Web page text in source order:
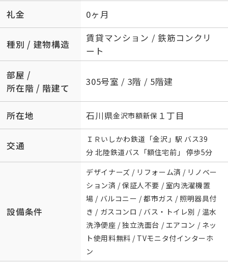
礼金 0ヶ月
種別 / 建物構造
賃貸マンション / 鉄筋コンクリ
ート
部屋 /
所在階 / 階建て
305号室 / 3階 / 5階建
所在地 石川県金沢市額新保 １丁目
交通
ＩＲいしかわ鉄道 「金沢 」駅 バス39
分 北陸鉄道バス「額住宅前」 停歩5分
設備条件
デザイナーズ / リフォーム済 / リノベー
ション済 / 保証人不要 / 室内洗濯機置
場 / バルコニー / 都市ガス / 照明器具付
き / ガスコンロ / バス・トイレ別 / 温水
洗浄便座 / 独立洗面台 / エアコン / ネッ
ト使用料無料 / TVモニタ付インターホ
ン